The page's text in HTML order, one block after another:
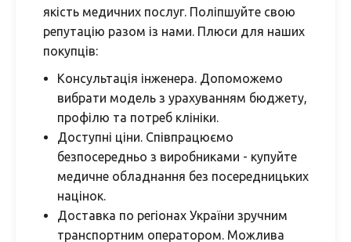
якість медичних послуг. Поліпшуйте свою
репутацію разом із нами. Плюси для наших
покупців:
Консультація інженера. Допоможемо
вибрати модель з урахуванням бюджету,
профілю та потреб клініки.
Доступні ціни. Співпрацюємо
безпосередньо з виробниками - купуйте
медичне обладнання без посередницьких
націнок.
Доставка по регіонах України зручним
транспортним оператором. Можлива